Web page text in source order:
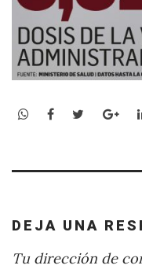
WhatsApp
Facebook
Twitter
DEJA UNA
Tu dirección de